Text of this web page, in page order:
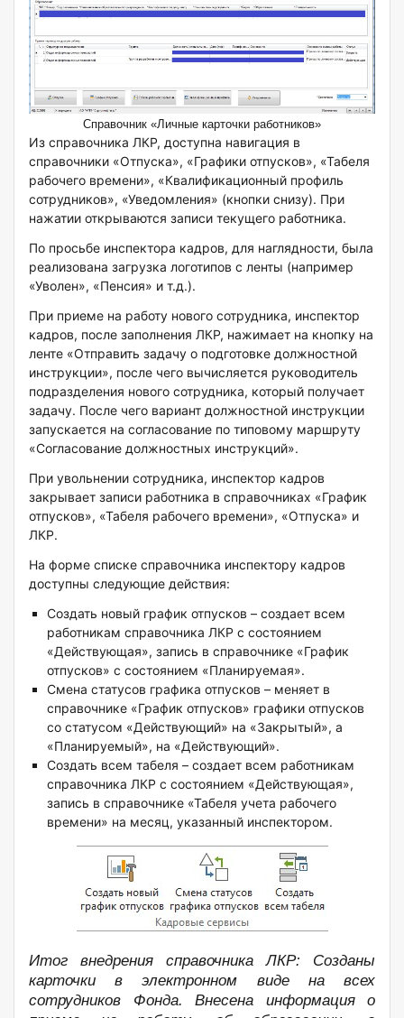
Справочник «Личные карточки работников»
Из справочника ЛКР, доступна навигация в
справочники «Отпуска», «Графики отпусков», «Табеля
рабочего времени», «Квалификационный профиль
сотрудников», «Уведомления» (кнопки снизу). При
нажатии открываются записи текущего работника.
По просьбе инспектора кадров, для наглядности, была
реализована загрузка логотипов с ленты (например
«Уволен», «Пенсия» и т.д.).
При приеме на работу нового сотрудника, инспектор
кадров, после заполнения ЛКР, нажимает на кнопку на
ленте «Отправить задачу о подготовке должностной
инструкции», после чего вычисляется руководитель
подразделения нового сотрудника, который получает
задачу. После чего вариант должностной инструкции
запускается на согласование по типовому маршруту
«Согласование должностных инструкций».
При увольнении сотрудника, инспектор кадров
закрывает записи работника в справочниках «График
отпусков», «Табеля рабочего времени», «Отпуска» и
ЛКР.
На форме списке справочника инспектору кадров
доступны следующие действия:
Создать новый график отпусков – создает всем
работникам справочника ЛКР с состоянием
«Действующая», запись в справочнике «График
отпусков» с состоянием «Планируемая».
Смена статусов графика отпусков – меняет в
справочнике «График отпусков» графики отпусков
со статусом «Действующий» на «Закрытый», а
«Планируемый», на «Действующий».
Создать всем табеля – создает всем работникам
справочника ЛКР с состоянием «Действующая»,
запись в справочнике «Табеля учета рабочего
времени» на месяц, указанный инспектором.
Итог внедрения справочника ЛКР: Созданы
карточки в электронном виде на всех
сотрудников Фонда. Внесена информация о